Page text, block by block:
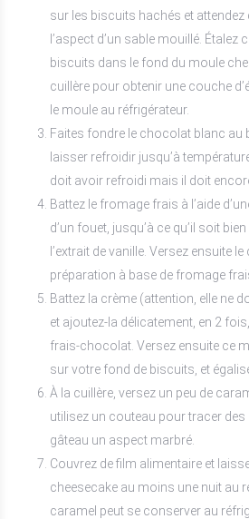
sur les biscuits hachés et attendez
l’aspect d’un sable mouillé. Étalez
biscuits dans le fond du moule
cuillère pour obtenir une couche
le moule au réfrigérateur.
Faites fondre le chocolat blanc au
laisser refroidir jusqu’à
doit avoir refroidi mais il doit
Battez le fromage frais à l’aide
d’un fouet, jusqu’à ce qu’il soit
l’extrait de vanille. Versez ensuite
préparation à base de fromage
Battez la crème (attention, elle ne
et ajoutez-la délicatement, en 2
frais-chocolat. Versez ensuite ce
sur votre fond de biscuits, et
À la cuillère, versez un peu de
utilisez un couteau pour tracer
gâteau un aspect marbré.
Couvrez de film alimentaire et
cheesecake au moins une nuit au
caramel peut se conserver au